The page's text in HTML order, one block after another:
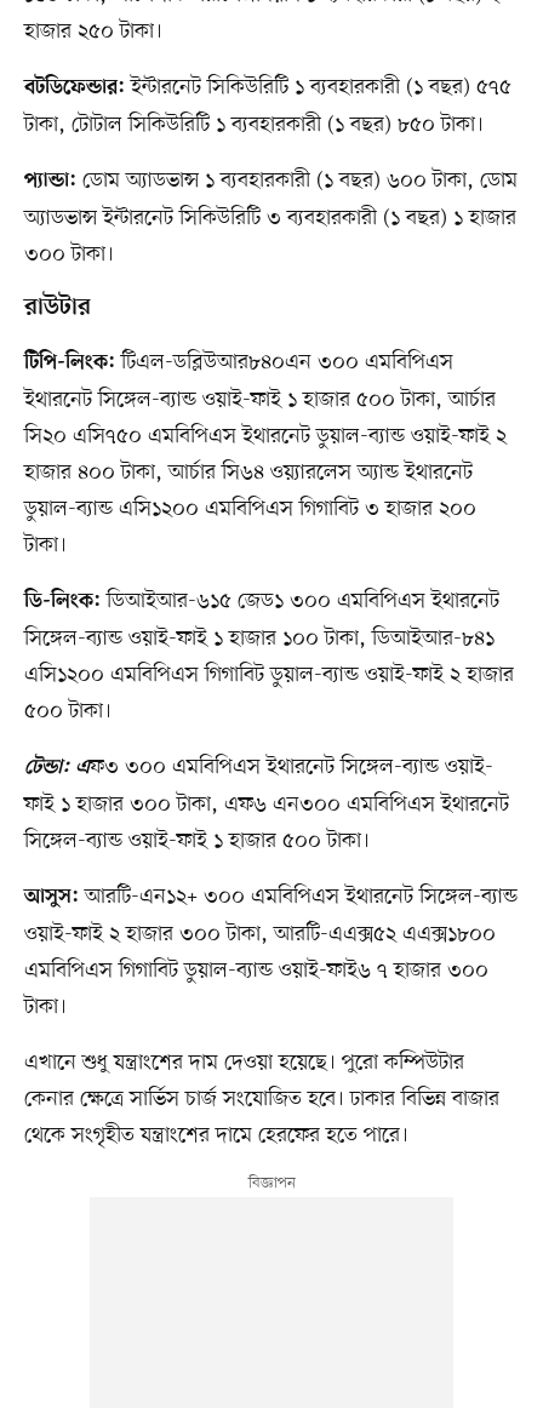
হাজার ২৫০ টাকা।
বটডিফেন্ডার: ইন্টারনেট সিকিউরিটি ১ ব্যবহারকারী (১ বছর) ৫৭৫
টাকা, টোটাল সিকিউরিটি ১ ব্যবহারকারী (১ বছর) ৮৫০ টাকা।
প্যান্ডা: ডোম অ্যাডভান্স ১ ব্যবহারকারী (১ বছর) ৬০০ টাকা, ডোম
অ্যাডভান্স ইন্টারনেট সিকিউরিটি ৩ ব্যবহারকারী (১ বছর) ১ হাজার
৩০০ টাকা।
রাউটার
টিপি-লিংক: টিএল-ডব্লিউআর৮৪০এন ৩০০ এমবিপিএস
ইথারনেট সিঙ্গেল-ব্যান্ড ওয়াই-ফাই ১ হাজার ৫০০ টাকা, আর্চার
সি২০ এসি৭৫০ এমবিপিএস ইথারনেট ডুয়াল-ব্যান্ড ওয়াই-ফাই ২
হাজার ৪০০ টাকা, আর্চার সি৬৪ ওয়্যারলেস অ্যান্ড ইথারনেট
ডুয়াল-ব্যান্ড এসি১২০০ এমবিপিএস গিগাবিট ৩ হাজার ২০০
টাকা।
ডি-লিংক: ডিআইআর-৬১৫ জেড১ ৩০০ এমবিপিএস ইথারনেট
সিঙ্গেল-ব্যান্ড ওয়াই-ফাই ১ হাজার ১০০ টাকা, ডিআইআর-৮৪১
এসি১২০০ এমবিপিএস গিগাবিট ডুয়াল-ব্যান্ড ওয়াই-ফাই ২ হাজার
৫০০ টাকা।
টেন্ডা: এফ৩ ৩০০ এমবিপিএস ইথারনেট সিঙ্গেল-ব্যান্ড ওয়াই-
ফাই ১ হাজার ৩০০ টাকা, এফ৬ এন৩০০ এমবিপিএস ইথারনেট
সিঙ্গেল-ব্যান্ড ওয়াই-ফাই ১ হাজার ৫০০ টাকা।
আসুস: আরটি-এন১২+ ৩০০ এমবিপিএস ইথারনেট সিঙ্গেল-ব্যান্ড
ওয়াই-ফাই ২ হাজার ৩০০ টাকা, আরটি-এএক্স৫২ এএক্স১৮০০
এমবিপিএস গিগাবিট ডুয়াল-ব্যান্ড ওয়াই-ফাই৬ ৭ হাজার ৩০০
টাকা।
এখানে শুধু যন্ত্রাংশের দাম দেওয়া হয়েছে। পুরো কম্পিউটার
কেনার ক্ষেত্রে সার্ভিস চার্জ সংযোজিত হবে। ঢাকার বিভিন্ন বাজার
থেকে সংগৃহীত যন্ত্রাংশের দামে হেরফের হতে পারে।